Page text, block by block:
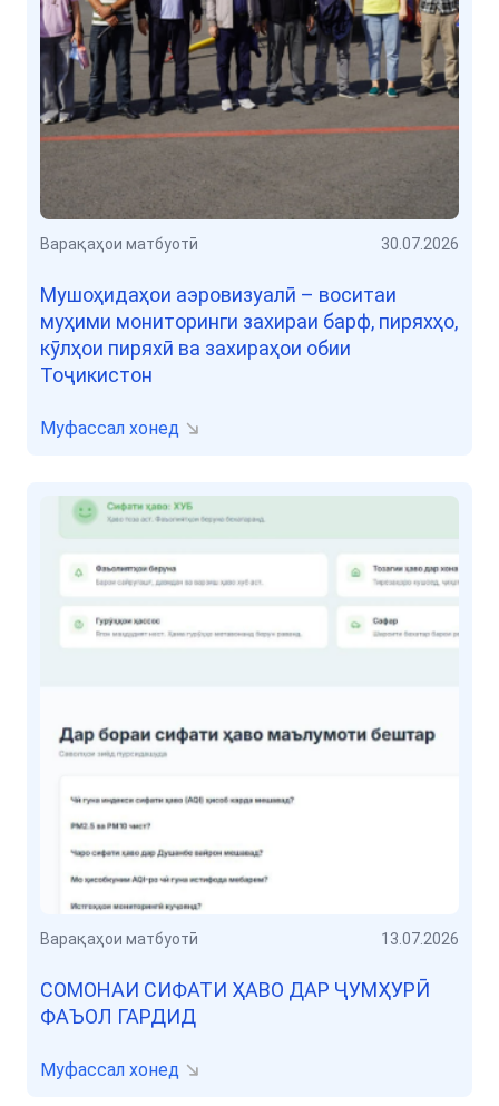
Варақаҳои матбуотӣ 30.07.2026
Мушоҳидаҳои аэровизуалӣ – воситаи
муҳими мониторинги захираи барф, пиряхҳо,
кӯлҳои пиряхӣ ва захираҳои обии
Тоҷикистон
Муфассал хонед
Варақаҳои матбуотӣ 13.07.2026
СОМОНАИ СИФАТИ ҲАВО ДАР ҶУМҲУРӢ
ФАЪОЛ ГАРДИД
Муфассал хонед